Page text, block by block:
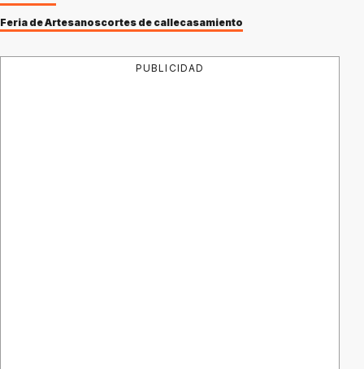
Feria de Artesanoscortes de callecasamiento
PUBLICIDAD